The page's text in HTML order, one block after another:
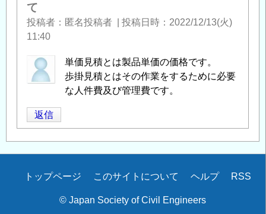
て
投稿者 匿名投稿者 投稿日時
2022/12/13(火)
11:40
単価見積とは製品単価の価格です。
歩掛見積とはその作業をするために必要
な人件費及び管理費です。
返信
Secondary
トップページ このサイトについて ヘルプ RSS
© Japan Society of Civil Engineers